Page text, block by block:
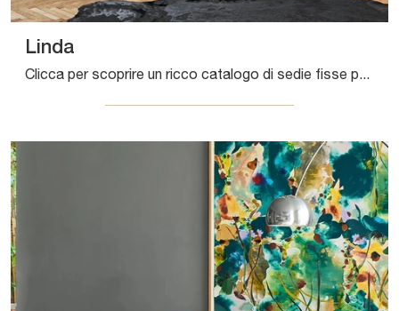
Linda
Clicca per scoprire un ricco catalogo di sedie fisse per stanze moderne: il modello Linda di Sangiacomo ti sta aspettando!